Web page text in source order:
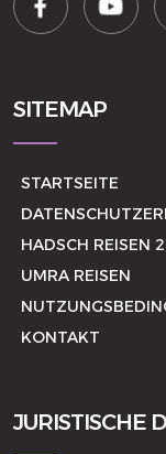
SITEMAP
STARTSEITE
HADSCH REISEN
UMRA REISEN
KONTAKT
JURISTISCHE